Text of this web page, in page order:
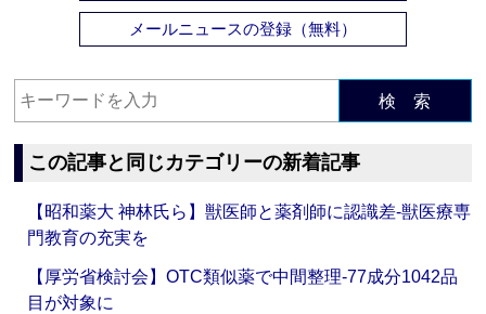
メールニュースの登録（無料）
検 索
この記事と同じカテゴリーの新着記事
【昭和薬大 神林氏ら】獣医師と薬剤師に認識差‐獣医療専
門教育の充実を
【厚労省検討会】OTC類似薬で中間整理‐77成分1042品
目が対象に